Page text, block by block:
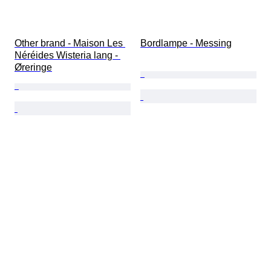
Other brand - Maison Les
Néréides Wisteria lang -
Øreringe
Bordlampe - Messing